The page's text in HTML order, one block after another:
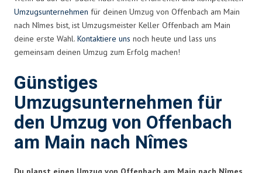
Umzugsunternehmen für deinen Umzug von Offenbach am Main
nach Nîmes bist, ist Umzugsmeister Keller Offenbach am Main
deine erste Wahl. Kontaktiere uns noch heute und lass uns
gemeinsam deinen Umzug zum Erfolg machen!
Günstiges
Umzugsunternehmen für
den Umzug von Offenbach
am Main nach Nîmes